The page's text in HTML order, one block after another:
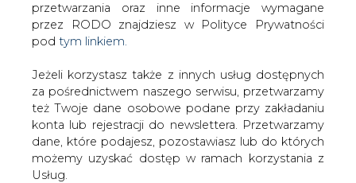
WŁĄCZ CIRE.TV
przetwarzania oraz inne informacje wymagane
przez RODO znajdziesz w Polityce Prywatności
pod tym linkiem.
Jeżeli korzystasz także z innych usług dostępnych
za pośrednictwem naszego serwisu, przetwarzamy
też Twoje dane osobowe podane przy zakładaniu
konta lub rejestracji do newslettera. Przetwarzamy
dane, które podajesz, pozostawiasz lub do których
możemy uzyskać dostęp w ramach korzystania z
Usług.
Strona główna
SERWIS INFORMACYJNY CIRE
/ Rząd zgodził się na podpisanie porozumienia w
sprawie organizacji COP24